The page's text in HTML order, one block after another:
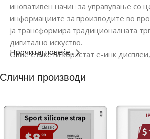
иновативен начин за управување со
информациите за производите во
ја трансформира традиционалната
дигитално искуство.
Овие етикети користат е-инк
функционираат слично на
користи кај е-читачите, како Kindle.
дневно светло.
Прочитај повеќе...
Слични производи